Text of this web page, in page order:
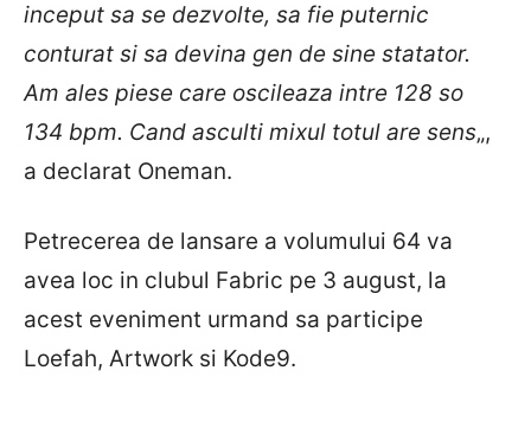
inceput sa se dezvolte, sa fie puternic
conturat si sa devina gen de sine statator.
Am ales piese care oscileaza intre 128 so
134 bpm. Cand asculti mixul totul are sens„,
a declarat Oneman.
Petrecerea de lansare a volumului 64 va
avea loc in clubul Fabric pe 3 august, la
acest eveniment urmand sa participe
Loefah, Artwork si Kode9.